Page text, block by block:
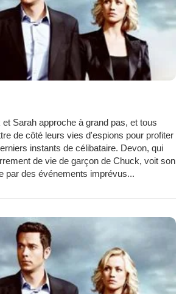
Sarah approche à grand pas, et tous
de côté leurs vies d'espions pour profiter
instants de célibataire. Devon, qui
de vie de garçon de Chuck, voit son
par des événements imprévus...